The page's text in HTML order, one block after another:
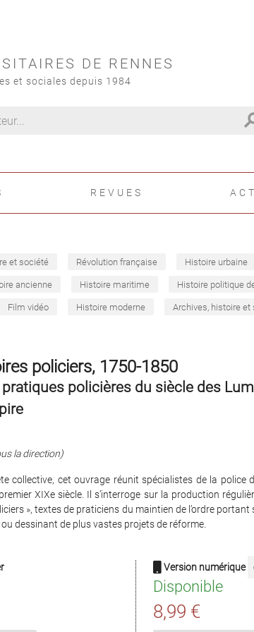
DE RENNES
et sociales depuis 1984
REVUES
et société Révolution française Histoire urbaine
ancienne Histoire maritime Histoire politique
Film vidéo Histoire moderne Archives, histoire et
policiers, 1750-1850
policières du siècle des
la direction)
collective, cet ouvrage réunit spécialistes de la police
XIXe siècle. Il s’interroge sur la production
», textes de praticiens du maintien de l’ordre
dessinant de plus vastes projets de réforme.
Version numérique
Disponible
8,99 €